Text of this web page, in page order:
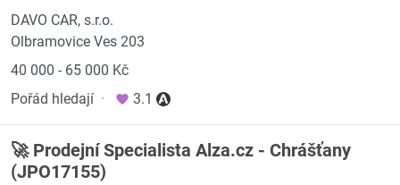
DAVO CAR, s.r.o.
Olbramovice Ves 203
40 000 - 65 000 Kč
Pořád hledají · 3.1
🚀 Prodejní Specialista Alza.cz - Chrášťany
(JPO17155)